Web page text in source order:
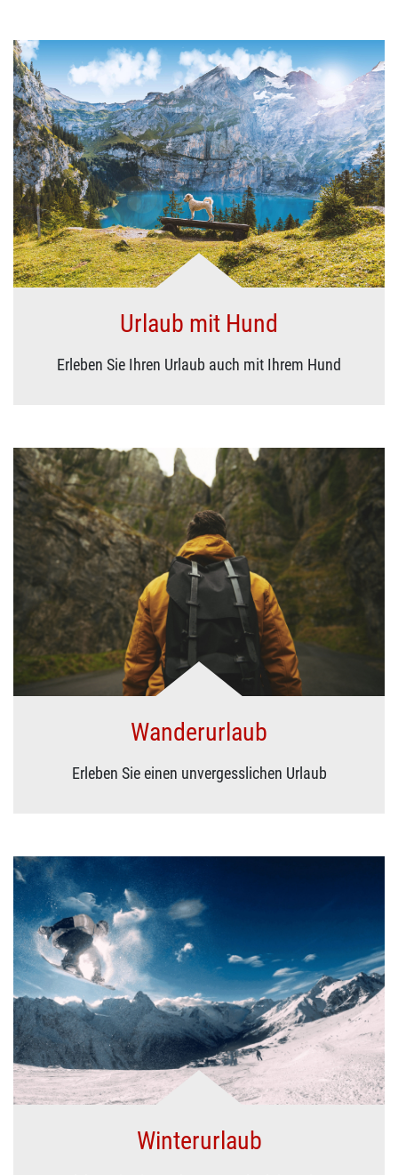
Urlaub mit Hund
Erleben Sie Ihren Urlaub auch mit Ihrem Hund
Wanderurlaub
Erleben Sie einen unvergesslichen Urlaub
Winterurlaub